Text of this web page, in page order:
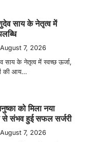
साय के नेतृत्व में
August 7, 2026
साय के नेतृत्व में स्वच्छ ऊर्जा,
की आय…
को मिला नया
से संभव हुई सफल सर्जरी
August 7, 2026